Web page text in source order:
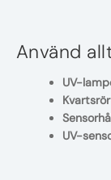
Använd
UV-
UV-